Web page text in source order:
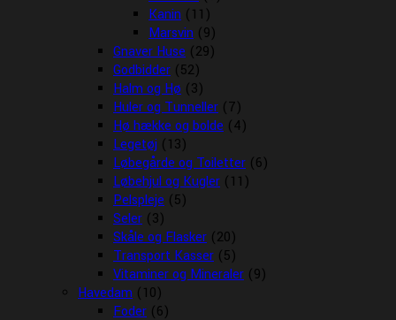
Kanin (11)
Marsvin (9)
Gnaver Huse (29)
Godbidder (52)
Halm og Hø (3)
Huler og Tunneller (7)
Hø hække og bolde (4)
Legetøj (13)
Løbegårde og Toiletter (6)
Løbehjul og Kugler (11)
Pelspleje (5)
Seler (3)
Skåle og Flasker (20)
Transport Kasser (5)
Vitaminer og Mineraler (9)
Havedam (10)
Foder (6)